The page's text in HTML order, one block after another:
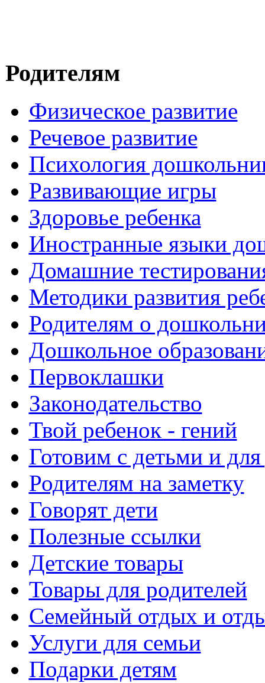
Родителям
Физическое развитие
Речевое развитие
Психология
Развивающие игры
Здоровье ребенка
Иностранные языки
Домашние
Методики развития
Родителям о
Дошкольное
Первоклашки
Законодательство
Твой ребенок - гений
Готовим с детьми и для
Родителям на заметку
Говорят дети
Полезные ссылки
Детские товары
Товары для родителей
Семейный отдых и
Услуги для семьи
Подарки детям